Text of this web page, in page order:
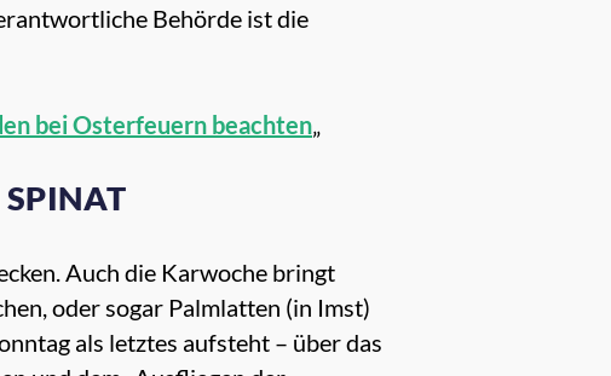
Behörde ist die
bei Osterfeuern beachten„
SPINAT
Auch die Karwoche bringt
oder sogar Palmlatten (in Imst)
als letztes aufsteht – über das